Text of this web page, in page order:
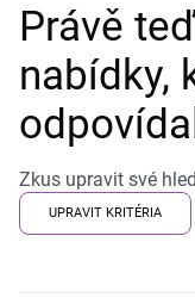
Právě
nabídky,
Zkus upravit své
UPRAVIT KRITÉRIA